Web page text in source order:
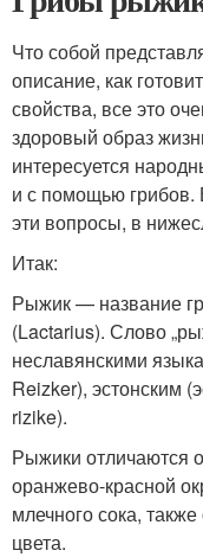
Что собой
описание, как
свойства, все это
здоровый образ
интересуется
и с помощью грибов.
эти вопросы, в
Итак:
Рыжик — название
(Lactarius). Слово
неславянскими
Reizker), эстонским
rizike).
Рыжики отличаются
оранжево-красной
млечного сока,
цвета.